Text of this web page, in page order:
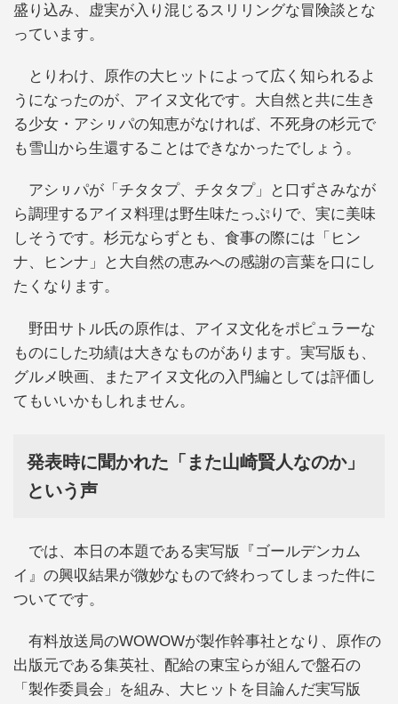
盛り込み、虚実が入り混じるスリリングな冒険談とな
っています。
とりわけ、原作の大ヒットによって広く知られるよ
うになったのが、アイヌ文化です。大自然と共に生き
る少女・アシㇼパの知恵がなければ、不死身の杉元で
も雪山から生還することはできなかったでしょう。
アシㇼパが「チタタプ、チタタプ」と口ずさみなが
ら調理するアイヌ料理は野生味たっぷりで、実に美味
しそうです。杉元ならずとも、食事の際には「ヒン
ナ、ヒンナ」と大自然の恵みへの感謝の言葉を口にし
たくなります。
野田サトル氏の原作は、アイヌ文化をポピュラーな
ものにした功績は大きなものがあります。実写版も、
グルメ映画、またアイヌ文化の入門編としては評価し
てもいいかもしれません。
発表時に聞かれた「また山崎賢人なのか」
という声
では、本日の本題である実写版『ゴールデンカム
イ』の興収結果が微妙なもので終わってしまった件に
ついてです。
有料放送局のWOWOWが製作幹事社となり、原作の
出版元である集英社、配給の東宝らが組んで盤石の
「製作委員会」を組み、大ヒットを目論んだ実写版